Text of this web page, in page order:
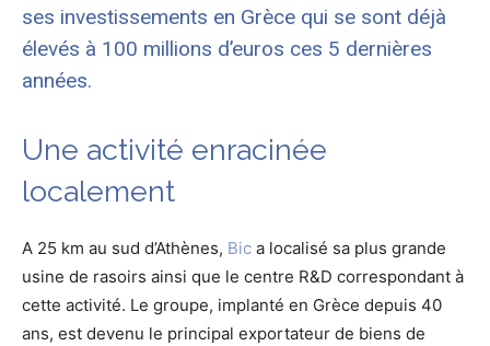
ses investissements en Grèce qui se sont déjà
élevés à 100 millions d’euros ces 5 dernières
années.
Une activité enracinée
localement
A 25 km au sud d’Athènes, Bic a localisé sa plus grande
usine de rasoirs ainsi que le centre R&D correspondant à
cette activité. Le groupe, implanté en Grèce depuis 40
ans, est devenu le principal exportateur de biens de